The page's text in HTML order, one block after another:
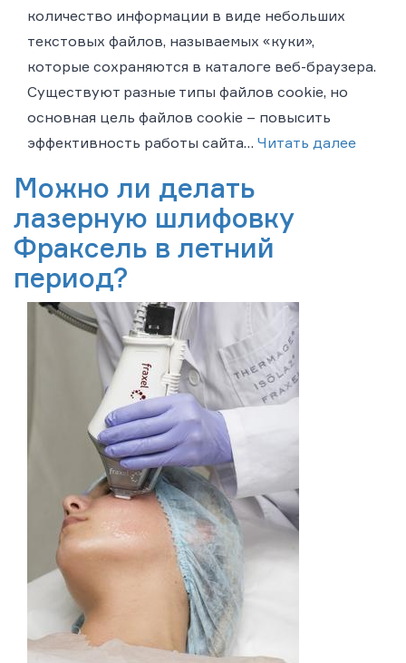
количество информации в виде небольших
текстовых файлов, называемых «куки»,
которые сохраняются в каталоге веб-браузера.
Существуют разные типы файлов cookie, но
основная цель файлов cookie – повысить
эффективность работы сайта… Читать далее
Можно ли делать
лазерную шлифовку
Фраксель в летний
период?